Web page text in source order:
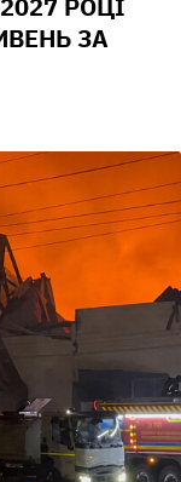
РОЦІ
ЗА